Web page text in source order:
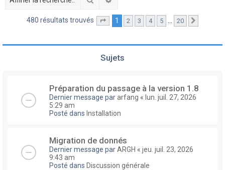
480 résultats trouvés Page sur20
1 2 3 4 5 … 20
Sujets
Préparation du passage à la version 1.8
Dernier message pararfang « lun. juil. 27, 2026
5:29 am
Posté dans Installation
Migration de donnés
Dernier message parARGH « jeu. juil. 23, 2026
9:43 am
Posté dans Discussion générale